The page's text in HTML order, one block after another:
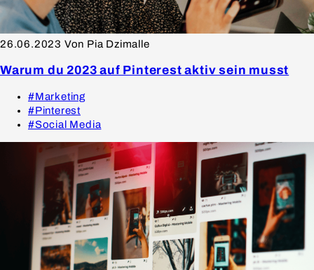
26.06.2023 Von Pia Dzimalle
Warum du 2023 auf Pinterest aktiv sein musst
#Marketing
#Pinterest
#Social Media